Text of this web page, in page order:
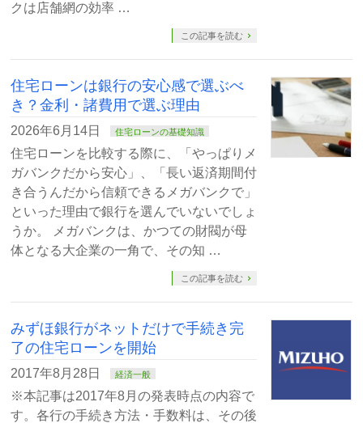
クは店舗網の効率 …
この記事を読む
住宅ローンは銀行の安心感で選ぶべ
き？金利・諸費用で選ぶ理由
2026年6月14日 住宅ローンの基礎知識
住宅ローンを比較する際に、「やっぱりメ
ガバンクだから安心」、「長い返済期間付
き合うんだから信頼できるメガバンクで」
といった理由で銀行を選んでいないでしょ
うか。 メガバンクは、かつての財閥が母
体となる大企業の一角で、その知 …
この記事を読む
みずほ銀行がネットだけで手続き完
了の住宅ローンを開始
2017年8月28日 経済一般
※本記事は2017年8月の発表時点の内容で
す。各行の手続き方法・手数料は、その後